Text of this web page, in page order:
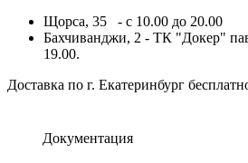
Щорса, 35 - с 10.00 до 20.00
Бахчиванджи, 2 - ТК "Докер"
19.00.
Доставка по г. Екатеринбург
Документация